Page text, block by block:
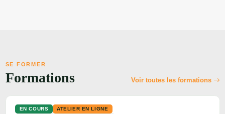
SE FORMER
Formations Voir toutes les formations
EN COURS
ATELIER EN LIGNE